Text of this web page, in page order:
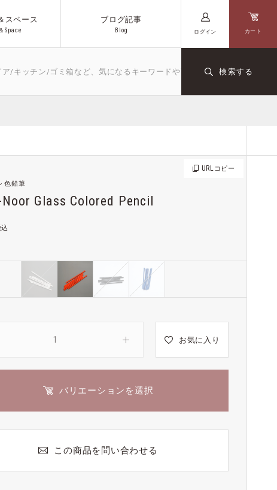
スペース
＆Space
ブログ記事
B og
ログイン カート
ン/ゴミ箱など、気になるキーワードや商品名を入力してください
検索する
ダクト オリジナル コーヒー
URL コピー
色鉛筆
Noor Glass Colored Pencil
お気に入り
バリエーションを選択
この商品を問い合わせる